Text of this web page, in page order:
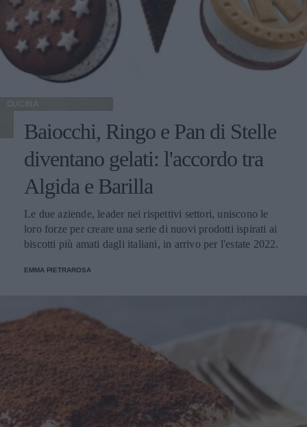
CUCINA
Baiocchi, Ringo e Pan di Stelle
diventano gelati: l'accordo tra
Algida e Barilla
Le due aziende, leader nei rispettivi settori, uniscono le
loro forze per creare una serie di nuovi prodotti ispirati ai
biscotti più amati dagli italiani, in arrivo per l'estate 2022.
EMMA PIETRAROSA